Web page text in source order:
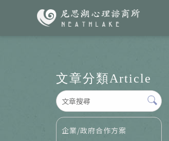
文章分類Article
企業/政府合作方案